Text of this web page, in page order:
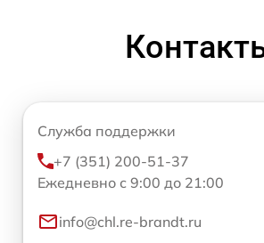
Служба поддержки
+7 (351) 200-51-37
Ежедневно с 9:00 до 21:00
info@chl.re-brandt.ru